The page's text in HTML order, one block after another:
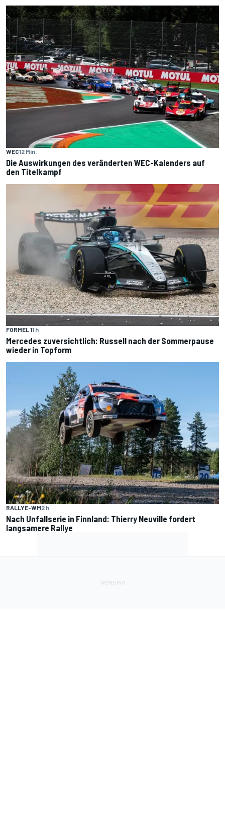
WEC12 Min.
Die Auswirkungen des veränderten WEC-Kalenders auf
den Titelkampf
FORMEL 11 h
Mercedes zuversichtlich: Russell nach der Sommerpause
wieder in Topform
RALLYE-WM2 h
Nach Unfallserie in Finnland: Thierry Neuville fordert
langsamere Rallye